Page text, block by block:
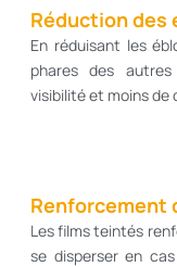
Réduction des
En réduisant les
phares des
visibilité et moins de
Renforcement
Les films teintés
se disperser en